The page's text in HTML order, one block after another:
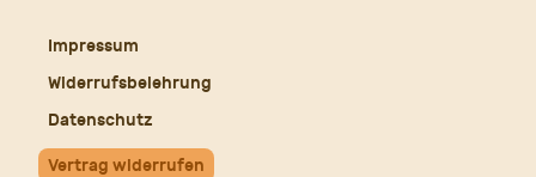
Impressum
Widerrufsbelehrung
Datenschutz
Vertrag widerrufen